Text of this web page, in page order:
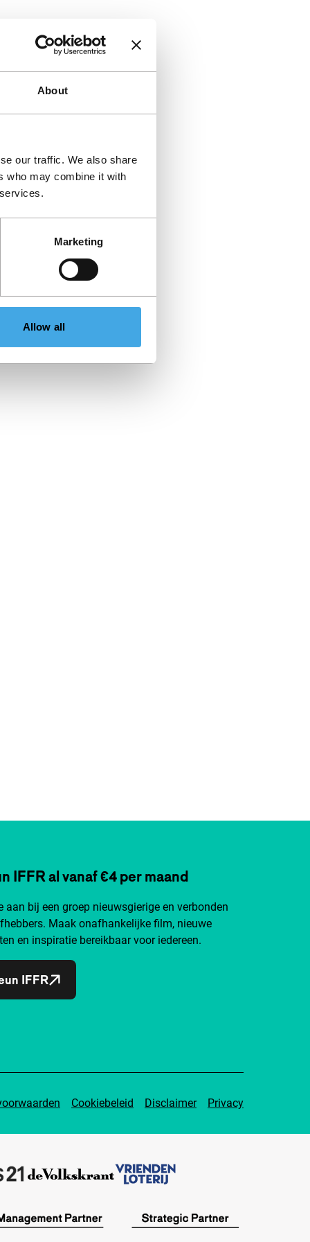
About
our traffic. We also share
who may combine it with
Marketing
Allow all
IFFR al vanaf €4 per maand
aan bij een groep nieuwsgierige en verbonden
Maak onafhankelijke film, nieuwe
en inspiratie bereikbaar voor iedereen.
IFFR
Cookiebeleid Disclaimer Privacy